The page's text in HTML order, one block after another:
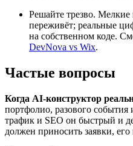
Решайте трезво. Мелкие
переживёт; реальные
на собственном коде.
DevNova vs Wix.
Частые вопросы
Когда AI-конструктор
портфолио, разового события
трафик и SEO он быстрый и
должен приносить заявки,